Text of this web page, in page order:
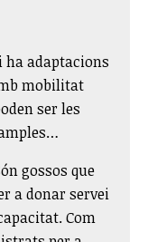
ha adaptacions
mobilitat
ser les
gossos que
a donar servei
Com